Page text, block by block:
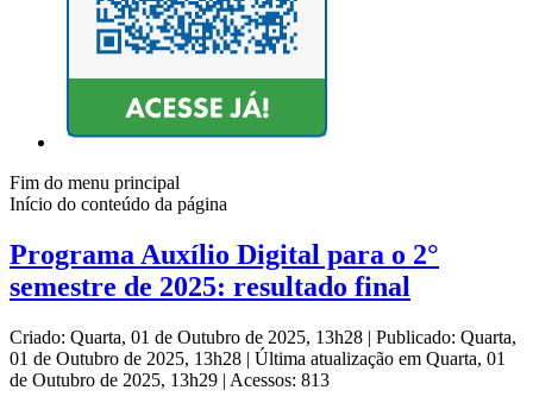
Fim do menu principal
Início do conteúdo da página
Programa Auxílio Digital para o 2°
semestre de 2025: resultado final
Criado: Quarta, 01 de Outubro de 2025, 13h28 | Publicado: Quarta,
01 de Outubro de 2025, 13h28 | Última atualização em Quarta, 01
de Outubro de 2025, 13h29 | Acessos: 813